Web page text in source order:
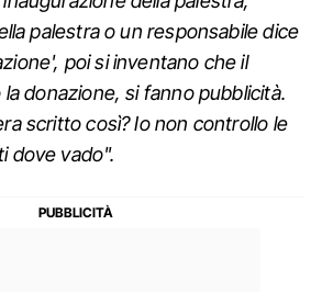
palestra o un responsabile dice
poi si inventano che il
donazione, si fanno pubblicità.
scritto così? Io non controllo le
dove vado".